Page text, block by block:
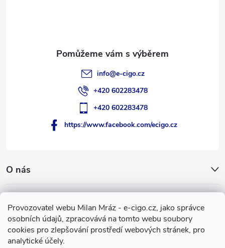
Provozovatel webu Milan Mráz - e-cigo.cz, jako správce
osobních údajů, zpracovává na tomto webu soubory
cookies pro zlepšování prostředí webových stránek, pro
analytické účely.
O nás
Facebook
info@e-cigo.cz
+420 602283478
+420 602283478
https://www.facebook.com/ecigo.cz